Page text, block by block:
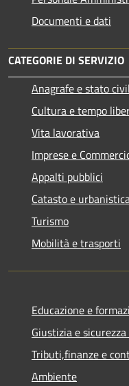
Documenti e dati
CATEGORIE DI SERVIZIO
Anagrafe e stato
Cultura e tempo
Vita lavorativa
Imprese e
Appalti pubblici
Catasto e
Turismo
Mobilità e trasporti
Educazione e
Giustizia e
Tributi,finanze e
Ambiente